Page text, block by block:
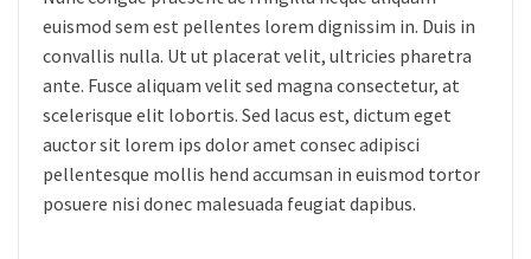
euismod sem est pellentes lorem dignissim in. Duis in
convallis nulla. Ut ut placerat velit, ultricies pharetra
ante. Fusce aliquam velit sed magna consectetur, at
scelerisque elit lobortis. Sed lacus est, dictum eget
auctor sit lorem ips dolor amet consec adipisci
pellentesque mollis hend accumsan in euismod tortor
posuere nisi donec malesuada feugiat dapibus.